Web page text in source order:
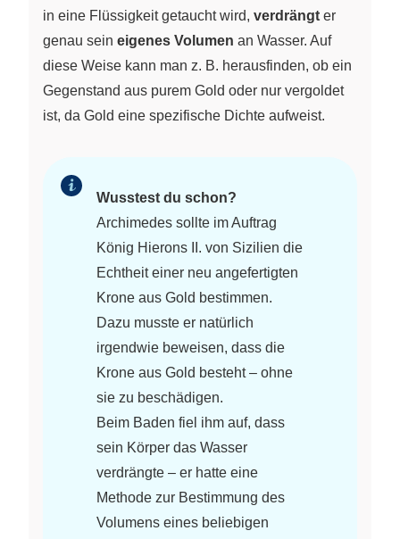
in eine Flüssigkeit getaucht wird, verdrängt er
genau sein eigenes Volumen an Wasser. Auf
diese Weise kann man z. B. herausfinden, ob ein
Gegenstand aus purem Gold oder nur vergoldet
ist, da Gold eine spezifische Dichte aufweist.
Wusstest du schon?
Archimedes sollte im Auftrag
König Hierons II. von Sizilien die
Echtheit einer neu angefertigten
Krone aus Gold bestimmen.
Dazu musste er natürlich
irgendwie beweisen, dass die
Krone aus Gold besteht – ohne
sie zu beschädigen.
Beim Baden fiel ihm auf, dass
sein Körper das Wasser
verdrängte – er hatte eine
Methode zur Bestimmung des
Volumens eines beliebigen